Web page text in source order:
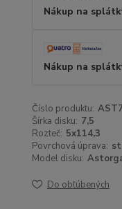
Nákup na
Nákup na
Číslo produktu:
Šírka disku: 7,5
Rozteč: 5x114,3
Povrchová úprava:
Model disku:
Do obľúbených